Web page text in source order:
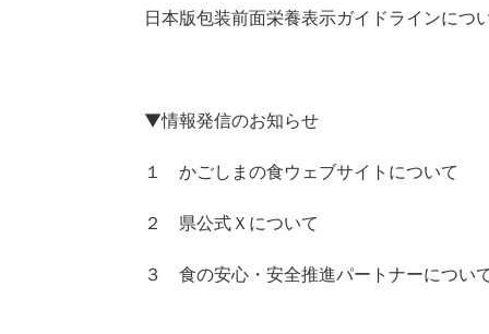
日本版包装前面栄養表示ガイドラインにつ
▼情報発信のお知らせ
１ かごしまの食ウェブサイトについて
２ 県公式Ｘについて
３ 食の安心・安全推進パートナーについ